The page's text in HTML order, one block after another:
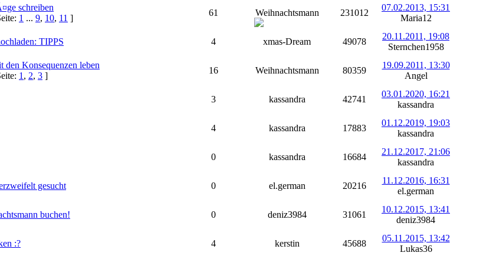
schreiben
1 ... 9, 10, 11 ]
61 Weihnachtsmann 231012
07.02.2013, 15:31
Maria12
TIPPS 4 xmas-Dream 49078
20.11.2011, 19:08
Sternchen1958
den Konsequenzen leben
1 , 2, 3 ]
16 Weihnachtsmann 80359
19.09.2011, 13:30
Angel
3 kassandra 42741
03.01.2020, 16:21
kassandra
4 kassandra 17883
01.12.2019, 19:03
kassandra
0 kassandra 16684
21.12.2017, 21:06
kassandra
gesucht 0 el.german 20216
11.12.2016, 16:31
el.german
buchen! 0 deniz3984 31061
10.12.2015, 13:41
deniz3984
:? 4 kerstin 45688
05.11.2015, 13:42
Lukas36